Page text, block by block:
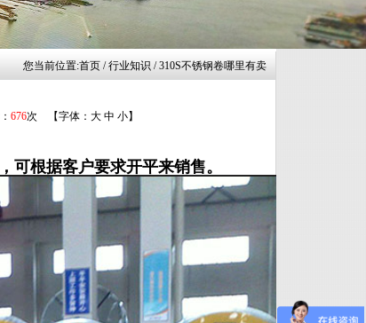
您当前位置:首页/ 行业知识 / 310S不锈钢卷哪里有卖
676次 【字体： 大 中 小】
可根据客户要求开平来销售。